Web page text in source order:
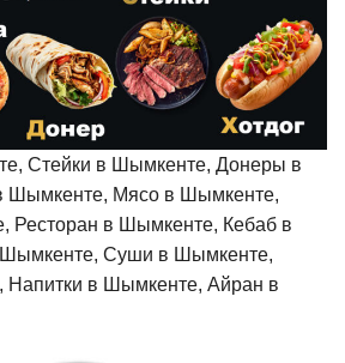
Стейки в Шымкенте, Донеры в
Шымкенте, Мясо в Шымкенте,
Ресторан в Шымкенте, Кебаб в
Суши в Шымкенте,
в Шымкенте, Айран в